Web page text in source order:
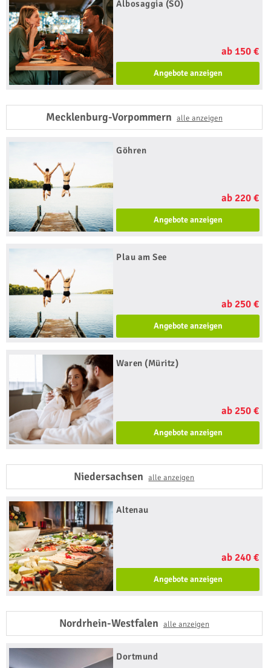
Albosaggia (SO)
ab 150 €
Angebote anzeigen
Mecklenburg-Vorpommern alle anzeigen
Göhren
ab 220 €
Angebote anzeigen
Plau am See
ab 250 €
Angebote anzeigen
Waren (Müritz)
ab 250 €
Angebote anzeigen
Niedersachsenalle anzeigen
Altenau
ab 240 €
Angebote anzeigen
Nordrhein-Westfalen alle anzeigen
Dortmund